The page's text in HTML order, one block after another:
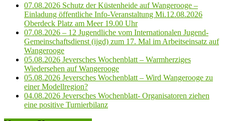
07.08.2026 Schutz der Küstenheide auf Wangerooge –
Einladung öffentliche Info-Veranstaltung Mi.12.08.2026
Oberdeck Platz am Meer 19.00 Uhr
07.08.2026 – 12 Jugendliche vom Internationalen Jugend-
Gemeinschaftsdienst (ijgd) zum 17. Mal im Arbeitseinsatz auf
Wangerooge
05.08.2026 Jeversches Wochenblatt – Warmherziges
Wiedersehen auf Wangerooge
05.08.2026 Jeversches Wochenblatt – Wird Wangerooge zu
einer Modellregion?
04.08.2026 Jeversches Wochenblatt- Organisatoren ziehen
eine positive Turnierbilanz